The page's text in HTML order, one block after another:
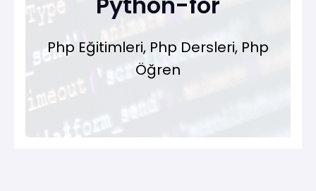
Php Eğitimleri, Php Dersleri, Php
Öğren